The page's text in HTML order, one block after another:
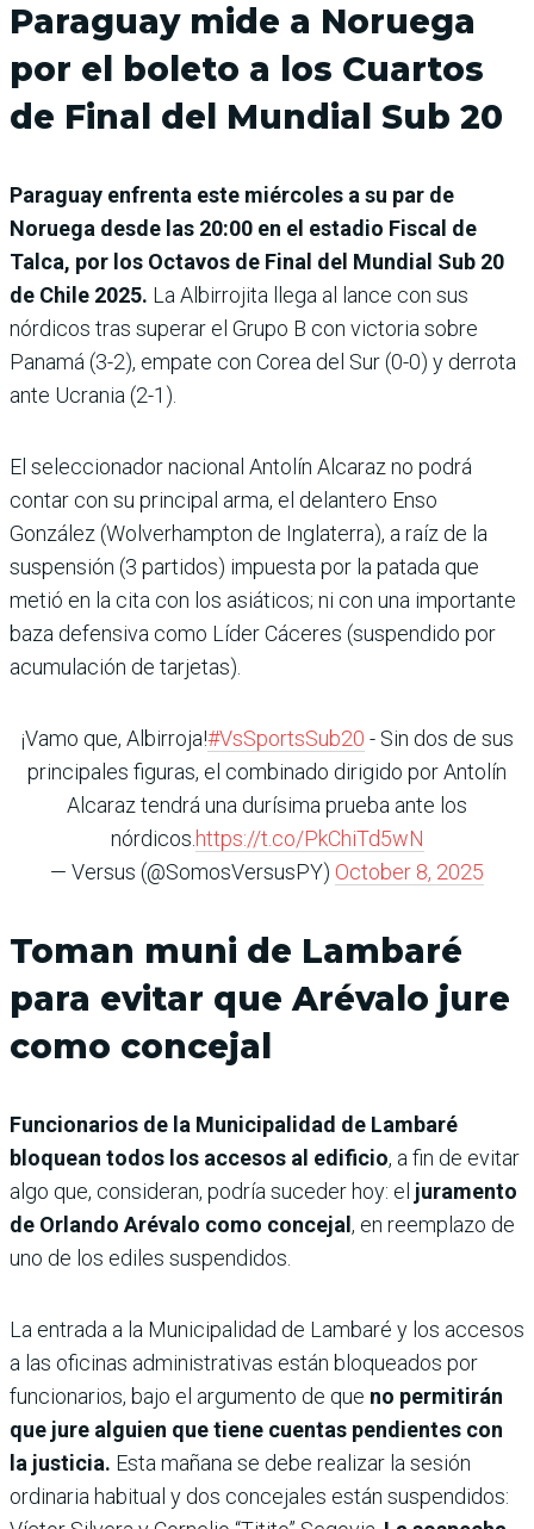
Paraguay mide a Noruega
por el boleto a los Cuartos
de Final del Mundial Sub 20
Paraguay enfrenta este miércoles a su par de
Noruega desde las 20:00 en el estadio Fiscal de
Talca, por los Octavos de Final del Mundial Sub 20
de Chile 2025. La Albirrojita llega al lance con sus
nórdicos tras superar el Grupo B con victoria sobre
Panamá (3-2), empate con Corea del Sur (0-0) y derrota
ante Ucrania (2-1).
El seleccionador nacional Antolín Alcaraz no podrá
contar con su principal arma, el delantero Enso
González (Wolverhampton de Inglaterra), a raíz de la
suspensión (3 partidos) impuesta por la patada que
metió en la cita con los asiáticos; ni con una importante
baza defensiva como Líder Cáceres (suspendido por
acumulación de tarjetas).
¡Vamo que, Albirroja!#VsSportsSub20 - Sin dos de sus
principales figuras, el combinado dirigido por Antolín
Alcaraz tendrá una durísima prueba ante los
nórdicos.https://t.co/PkChiTd5wN
— Versus (@SomosVersusPY) October 8, 2025
Toman muni de Lambaré
para evitar que Arévalo jure
como concejal
Funcionarios de la Municipalidad de Lambaré
bloquean todos los accesos al edificio, a fin de evitar
algo que, consideran, podría suceder hoy: el juramento
de Orlando Arévalo como concejal , en reemplazo de
uno de los ediles suspendidos.
La entrada a la Municipalidad de Lambaré y los accesos
a las oficinas administrativas están bloqueados por
funcionarios, bajo el argumento de que no permitirán
que jure alguien que tiene cuentas pendientes con
la justicia. Esta mañana se debe realizar la sesión
ordinaria habitual y dos concejales están suspendidos: